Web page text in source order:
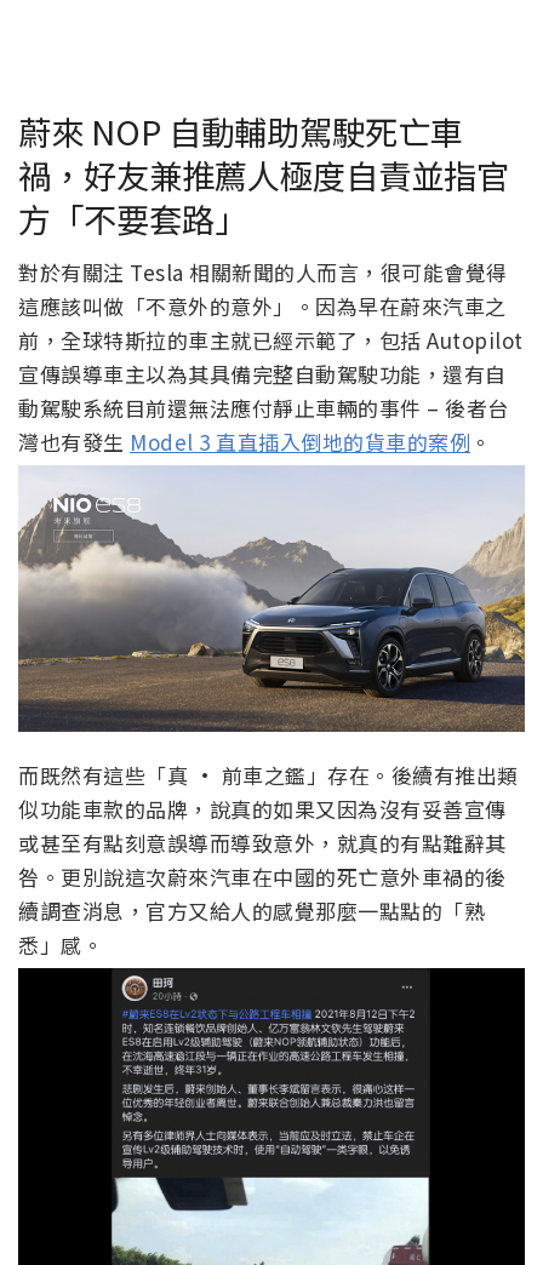
蔚來 NOP 自動輔助駕駛死亡車
禍，好友兼推薦人極度自責並指官
方「不要套路」
對於有關注 Tesla 相關新聞的人而言，很可能會覺得
這應該叫做「不意外的意外」。因為早在蔚來汽車之
前，全球特斯拉的車主就已經示範了，包括 Autopilot
宣傳誤導車主以為其具備完整自動駕駛功能，還有自
動駕駛系統目前還無法應付靜止車輛的事件 – 後者台
灣也有發生 Model 3 直直插入倒地的貨車的案例 。
而既然有這些「真 · 前車之鑑」存在。後續有推出類
似功能車款的品牌，說真的如果又因為沒有妥善宣傳
或甚至有點刻意誤導而導致意外，就真的有點難辭其
咎。更別說這次蔚來汽車在中國的死亡意外車禍的後
續調查消息，官方又給人的感覺那麼一點點的「熟
悉」感。